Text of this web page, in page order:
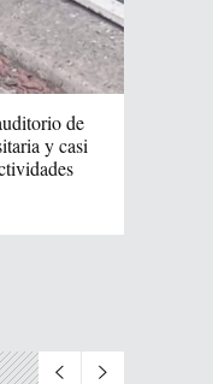
de
y casi